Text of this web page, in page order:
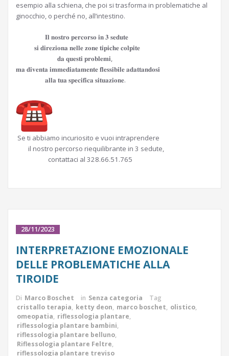
esempio alla schiena, che poi si trasforma in problematiche al
ginocchio, o perché no, all’intestino.
𝐈𝐥 𝐧𝐨𝐬𝐭𝐫𝐨 𝐩𝐞𝐫𝐜𝐨𝐫𝐬𝐨 𝐢𝐧 𝟑 𝐬𝐞𝐝𝐮𝐭𝐞
𝐬𝐢 𝐝𝐢𝐫𝐞𝐳𝐢𝐨𝐧𝐚 𝐧𝐞𝐥𝐥𝐞 𝐳𝐨𝐧𝐞 𝐭𝐢𝐩𝐢𝐜𝐡𝐞 𝐜𝐨𝐥𝐩𝐢𝐭𝐞
𝐝𝐚 𝐪𝐮𝐞𝐬𝐭𝐢 𝐩𝐫𝐨𝐛𝐥𝐞𝐦𝐢,
𝐦𝐚 𝐝𝐢𝐯𝐞𝐧𝐭𝐚 𝐢𝐦𝐦𝐞𝐝𝐢𝐚𝐭𝐚𝐦𝐞𝐧𝐭𝐞 𝐟𝐥𝐞𝐬𝐬𝐢𝐛𝐢𝐥𝐞 𝐚𝐝𝐚𝐭𝐭𝐚𝐧𝐝𝐨𝐬𝐢
𝐚𝐥𝐥𝐚 𝐭𝐮𝐚 𝐬𝐩𝐞𝐜𝐢𝐟𝐢𝐜𝐚 𝐬𝐢𝐭𝐮𝐚𝐳𝐢𝐨𝐧𝐞.
Se ti abbiamo incuriosito e vuoi intraprendere
il nostro percorso riequilibrante in 3 sedute,
contattaci al 328.66.51.765
28/11/2023
INTERPRETAZIONE EMOZIONALE
DELLE PROBLEMATICHE ALLA
TIROIDE
Di Marco Boschet in Senza categoria
Tag
cristallo terapia, ketty deon, marco boschet, olistico,
omeopatia, riflessologia plantare,
riflessologia plantare bambini,
riflessologia plantare belluno,
Riflessologia plantare Feltre,
riflessologia plantare treviso